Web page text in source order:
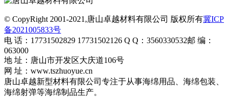
© CopyRight 2001-2021,唐山卓越材料有限公司 版权所有冀ICP
备2021005833号
电 话：17731502829 17731502126 Q Q：3560330532邮 编：
063000
地 址：唐山市开发区大庆道106号
网 址：www.tszhuoyue.cn
唐山卓越新型材料有限公司专注于从事海绵用品、海绵包装、
海绵射弹等海绵制品生产。